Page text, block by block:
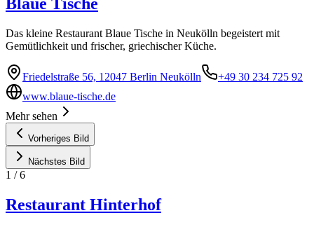
Das kleine Restaurant Blaue Tische in Neukölln begeistert mit
Gemütlichkeit und frischer, griechischer Küche.
Friedelstraße 56, 12047 Berlin Neukölln
+49 30 234 725 92
www.blaue-tische.de
Mehr sehen
Vorheriges Bild
Nächstes Bild
1 /6
Restaurant Hinterhof